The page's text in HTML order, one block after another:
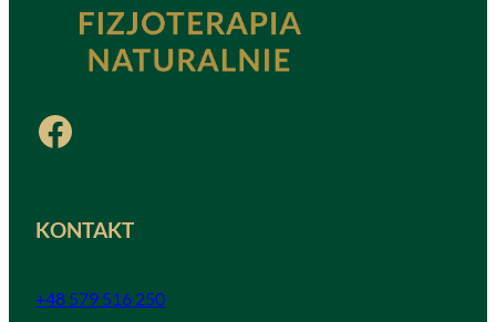
Facebook
KONTAKT
+48 579 516 250